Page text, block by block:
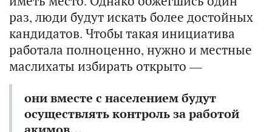
раз, люди будут искать более достойных
кандидатов. Чтобы такая инициатива
работала полноценно, нужно и местные
маслихаты избирать открыто —
они вместе с населением будут
осуществлять контроль за работой